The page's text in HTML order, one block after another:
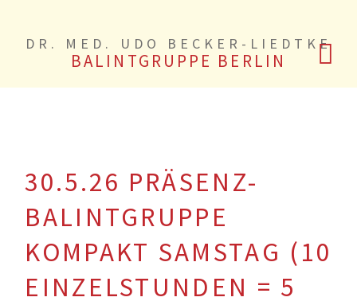
DR. MED. UDO BECKER-LIEDTKE
BALINTGRUPPE BERLIN
30.5.26 PRÄSENZ-
BALINTGRUPPE
KOMPAKT SAMSTAG (10
EINZELSTUNDEN = 5